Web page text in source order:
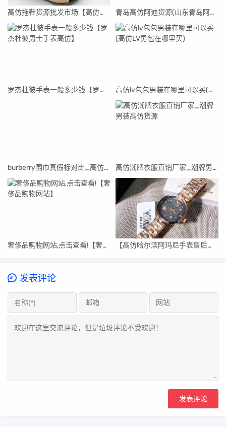
高仿拖鞋货源批发市场【高仿拖鞋货源批发市场在哪里】 青岛高仿阿迪货源(山东青岛阿迪达斯代工厂真假)
罗杰杜彼手表一般多少钱【罗杰杜彼男士手表高仿】 高仿lv包包男装在哪里可以买(高仿LV男包在哪里买)
burberry围巾真假标对比_高仿burberry围巾 高仿潮牌衣服直销厂家_潮牌男装高仿货源
奢侈品购物网站,点击查看!【奢侈品购物网站】 【高仿哈尔滨阿玛尼手表售后维修中心】
发表评论